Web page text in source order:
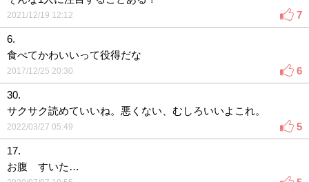
2021/12/19 12:12 7
6.
食べてかわいいって役得だな
2017/12/25 20:30 6
30.
サクサク読めていいね。悪くない、むしろいいよこれ。
2022/03/27 05:49 5
17.
お腹 すいた…